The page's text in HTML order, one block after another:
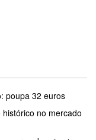
poupa 32 euros
no mercado